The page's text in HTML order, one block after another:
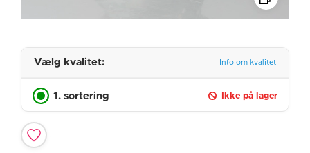
Vælg kvalitet: Info om kvalitet
1. sortering Ikke på lager